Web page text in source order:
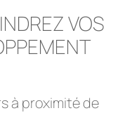
VOS
à proximité de